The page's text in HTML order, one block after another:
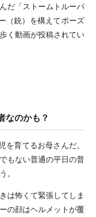
だ「ストームトルーパ
（銃）を構えてポーズ
く動画が投稿されてい
なのかも？
育てるお母さんだ。
もない普通の平日の普
。
は怖くて緊張してしま
の顔はヘルメットが覆